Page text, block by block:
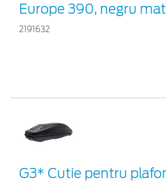
Europe 390, negru
2191632
G3* Cutie pentru